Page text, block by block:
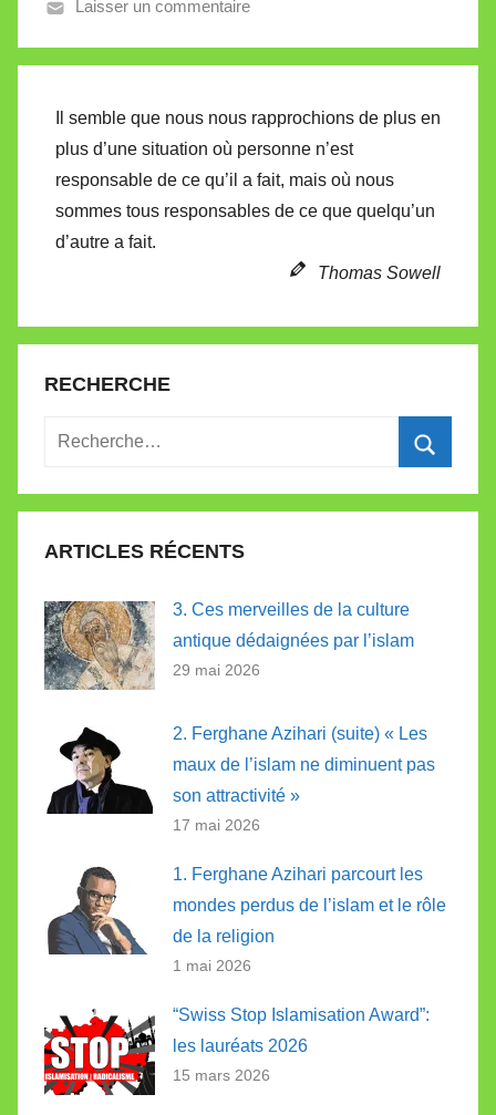
a
l
t
t
e
Laisser un commentaire
Il semble que nous nous rapprochions de plus en
plus d’une situation où personne n’est
responsable de ce qu’il a fait, mais où nous
sommes tous responsables de ce que quelqu’un
d’autre a fait.
Thomas Sowell
RECHERCHE
Recherche
:
ARTICLES RÉCENTS
3. Ces merveilles de la culture
antique dédaignées par l’islam
29 mai 2026
2. Ferghane Azihari (suite) « Les
maux de l’islam ne diminuent pas
son attractivité »
17 mai 2026
1. Ferghane Azihari parcourt les
mondes perdus de l’islam et le rôle
de la religion
1 mai 2026
“Swiss Stop Islamisation Award”:
les lauréats 2026
15 mars 2026